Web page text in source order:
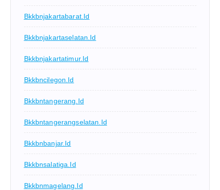
Bkkbnjakartabarat.id
Bkkbnjakartaselatan.id
Bkkbnjakartatimur.id
Bkkbncilegon.id
Bkkbntangerang.id
Bkkbntangerangselatan.id
Bkkbnbanjar.id
Bkkbnsalatiga.id
Bkkbnmagelang.id